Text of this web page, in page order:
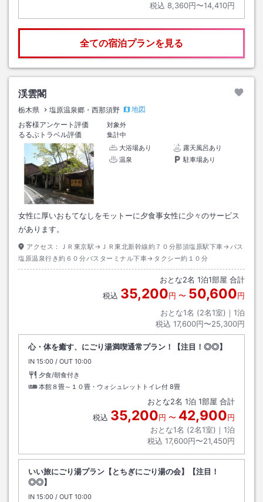
税込 8,360円〜14,410円
全ての宿泊プランを見る
渓雲閣
栃木県 塩原温泉郷・西那須野
地図
お客様アンケート評価
対象外
るるぶトラベル評価
集計中
大浴場あり
露天風呂あり
温泉
駐車場あり
女性に厚いおもてなしをモットーに夕食事女性に少々のサービス
があります。
アクセス：
ＪＲ東京駅→ＪＲ東北新幹線約７０分那須塩原駅下車→バス
塩原温泉行き約６０分バスターミナル下車→タクシー約１０分
おとな2名 1泊1部屋 合計
税込 35,200円 〜 50,600円
おとな1名 (2名1室)｜ 1泊
税込 17,600円〜25,300円
心・体を癒す、にごり湯満喫通常プラン！【注目！◎◎】
IN チェックイン
15:00 / OUT チェックアウト
10:00
夕食/朝食付き
本館８畳～１０畳・ウォシュレットトイレ付 8畳
おとな2名 1泊 1部屋 合計
税込 35,200円 〜 42,900円
おとな1名 (2名1室)｜ 1泊
税込 17,600円〜21,450円
いい旅にごり湯プラン【とちぎにごり湯の会】【注目！
◎◎】
IN チェックイン
15:00 / OUT チェックアウト
10:00